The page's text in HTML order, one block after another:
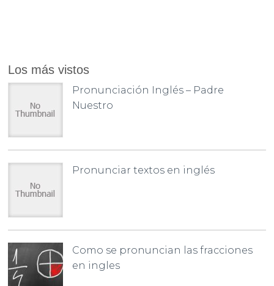
Los más vistos
Pronunciación Inglés – Padre
Nuestro
Pronunciar textos en inglés
Como se pronuncian las fracciones
en ingles